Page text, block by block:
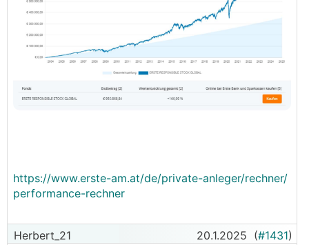
https://www.erste-am.at/de/private-anleger/rechner/
performance-rechner
Herbert_21 20.1.2025 (#1431)